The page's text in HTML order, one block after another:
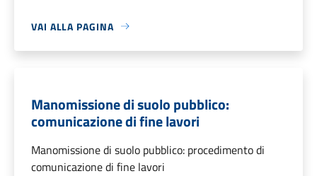
VAI ALLA PAGINA
Manomissione di suolo pubblico:
comunicazione di fine lavori
Manomissione di suolo pubblico: procedimento di
comunicazione di fine lavori